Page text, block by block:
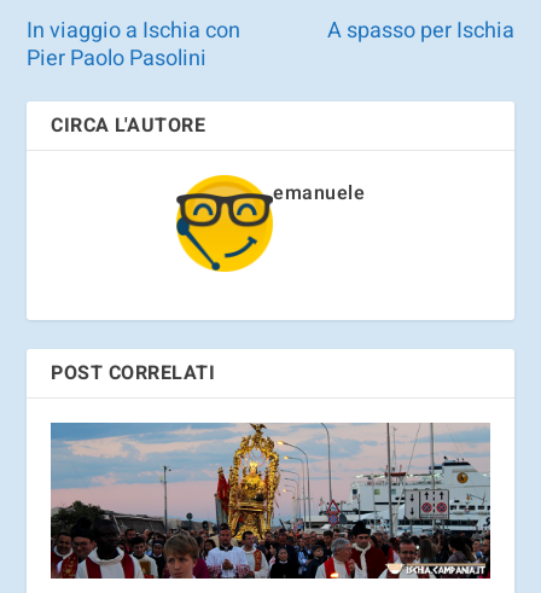
In viaggio a Ischia con
Pier Paolo Pasolini
A spasso per Ischia
CIRCA L'AUTORE
emanuele
POST CORRELATI